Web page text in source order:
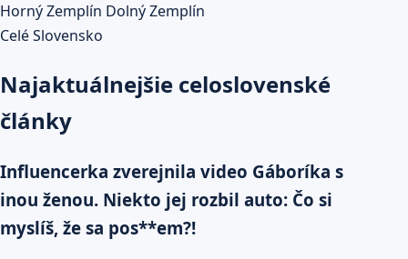
Horný Zemplín Dolný Zemplín
Celé Slovensko
Najaktuálnejšie celoslovenské
články
Influencerka zverejnila video Gáboríka s
inou ženou. Niekto jej rozbil auto: Čo si
myslíš, že sa pos**em?!